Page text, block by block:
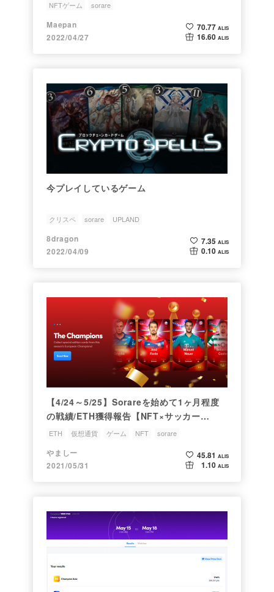
NFTゲーム sorare
Maepan
2022/04/27
70.77 ALIS
16.60 ALIS
今プレイしているゲーム
クリスペ sorare UPLAND
8dragon
2022/04/09
7.35 ALIS
0.10 ALIS
【4/24～5/25】Sorareを始めて1ヶ月程度
の戦績/ETH獲得報告【NFT×サッカー
×BCG】
ETH 仮想通貨 ゲーム NFT sorare
やましー
2021/05/31
45.81 ALIS
1.10 ALIS